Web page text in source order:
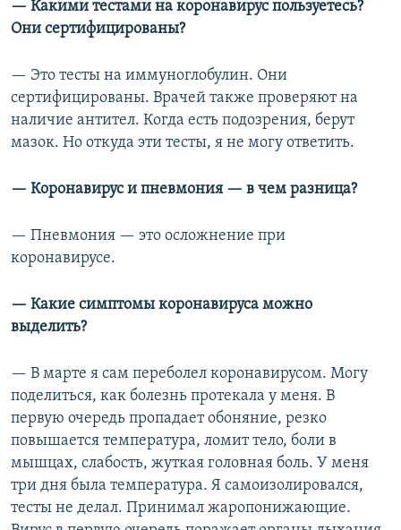
— Какими тестами на коронавирус пользуетесь?
Они сертифицированы?
— Это тесты на иммуноглобулин. Они
сертифицированы. Врачей также проверяют на
наличие антител. Когда есть подозрения, берут
мазок. Но откуда эти тесты, я не могу ответить.
— Коронавирус и пневмония — в чем разница?
— Пневмония — это осложнение при
коронавирусе.
— Какие симптомы коронавируса можно
выделить?
— В марте я сам переболел коронавирусом. Могу
поделиться, как болезнь протекала у меня. В
первую очередь пропадает обоняние, резко
повышается температура, ломит тело, боли в
мышцах, слабость, жуткая головная боль. У меня
три дня была температура. Я самоизолировался,
тесты не делал. Принимал жаропонижающие.